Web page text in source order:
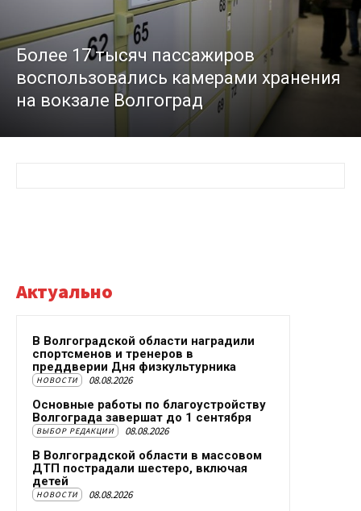
Более 17 тысяч пассажиров
воспользовались камерами хранения
на вокзале Волгоград
Актуально
В Волгоградской области наградили
спортсменов и тренеров в
преддверии Дня физкультурника
НОВОСТИ 08.08.2026
Основные работы по благоустройству
Волгограда завершат до 1 сентября
ВЫБОР РЕДАКЦИИ 08.08.2026
В Волгоградской области в массовом
ДТП пострадали шестеро, включая
детей
НОВОСТИ 08.08.2026